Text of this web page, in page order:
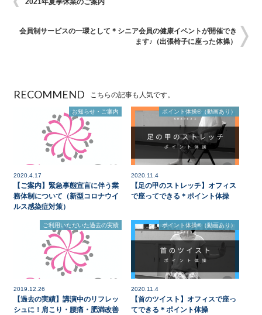
会員制サービスの一環として＊シニア会員の健康イベントが開催でき
ます♪（出張椅子に座った体操）
RECOMMEND こちらの記事も人気です。
お知らせ・ご案内
2020.4.17
【ご案内】緊急事態宣言に伴う業
務体制について（新型コロナウイ
ルス感染症対策）
ポイント体操®（動画あり）
2020.11.4
【足の甲のストレッチ】オフィス
で座ってできる＊ポイント体操
ご利用いただいた過去の実績
2019.12.26
【過去の実績】講演中のリフレッ
シュに！肩こり・腰痛・肥満改善
ポイント体操®（動画あり）
2020.11.4
【首のツイスト】オフィスで座っ
てできる＊ポイント体操